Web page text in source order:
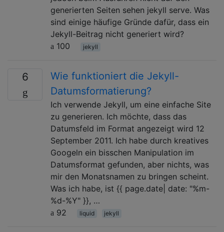
generierten Seiten sehen jekyll serve. Was
sind einige häufige Gründe dafür, dass ein
Jekyll-Beitrag nicht generiert wird?
100
jekyll
6
Wie funktioniert die Jekyll-
Datumsformatierung?
Ich verwende Jekyll, um eine einfache Site
zu generieren. Ich möchte, dass das
Datumsfeld im Format angezeigt wird 12
September 2011. Ich habe durch kreatives
Googeln ein bisschen Manipulation im
Datumsformat gefunden, aber nichts, was
mir den Monatsnamen zu bringen scheint.
Was ich habe, ist {{ page.date| date: "%m-
%d-%Y" }}, …
92
liquid jekyll